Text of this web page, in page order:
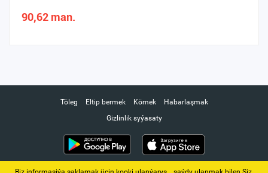
90,62 man.
Töleg Eltip bermek Kömek
Habarlaşmak
Gizlinlik syýasaty